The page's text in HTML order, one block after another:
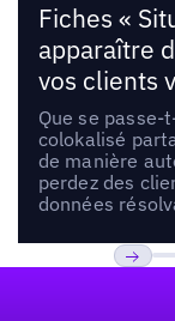
Fiches «
apparaître
vos clients
Que se
colokalisé
de manière
perdez des
données